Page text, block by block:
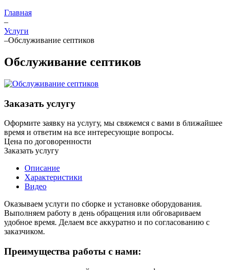
Главная
–
Услуги
–Обслуживание септиков
Обслуживание септиков
Заказать услугу
Оформите заявку на услугу, мы свяжемся с вами в ближайшее
время и ответим на все интересующие вопросы.
Цена по договоренности
Заказать услугу
Описание
Характеристики
Видео
Оказываем услуги по сборке и установке оборудования.
Выполняем работу в день обращения или обговариваем
удобное время. Делаем все аккуратно и по согласованию с
заказчиком.
Преимущества работы с нами: